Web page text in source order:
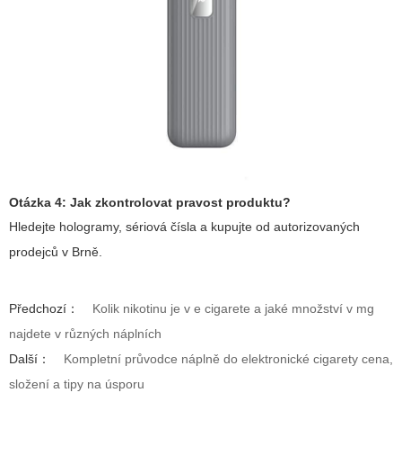
Otázka 4: Jak zkontrolovat pravost produktu?
Hledejte hologramy, sériová čísla a kupujte od autorizovaných
prodejců v Brně.
Předchozí：
Kolik nikotinu je v e cigarete a jaké množství v mg
najdete v různých náplních
Další：
Kompletní průvodce náplně do elektronické cigarety cena,
složení a tipy na úsporu